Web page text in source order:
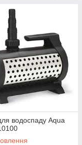
водоспаду Aqua